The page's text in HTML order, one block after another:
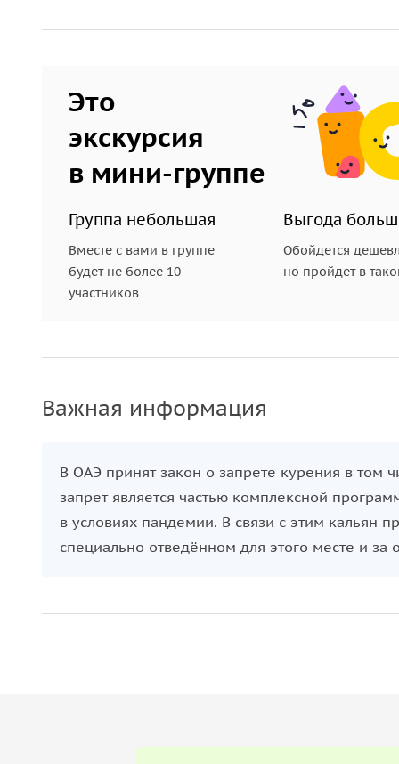
Это
экскурсия
в мини-группе
Группа небольшая
Вместе с вами в группе
будет не более 10
участников
Выгода
Обойдется
но пройдет в
Важная информация
В ОАЭ принят закон о запрете курения в том
запрет является частью комплексной
в условиях пандемии. В связи с этим кальян
специально отведённом для этого месте и за